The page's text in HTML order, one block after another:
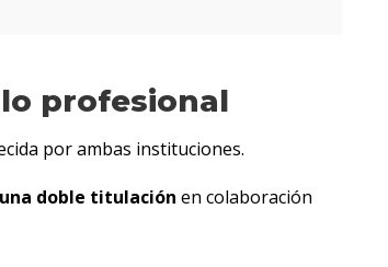
profesional
por ambas instituciones.
doble titulación en colaboración